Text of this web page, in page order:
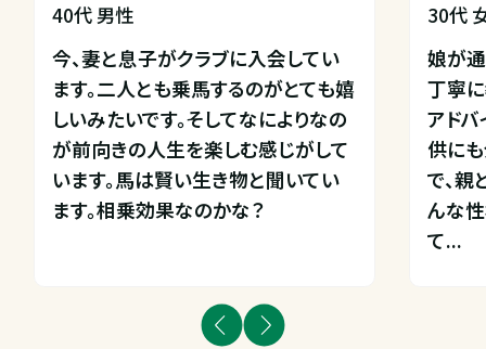
40代 男性
今、妻と息子がクラブに入会してい
ます。二人とも乗馬するのがとても嬉
しいみたいです。そしてなによりなの
が前向きの人生を楽しむ感じがして
います。馬は賢い生き物と聞いてい
ます。相乗効果なのかな？
30代
娘が
丁寧
アド
供に
で、親
んな
て...